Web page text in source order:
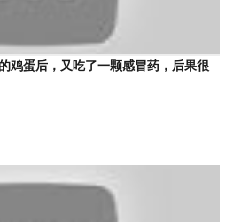
鸡蛋后，又吃了一颗感冒药，后果很